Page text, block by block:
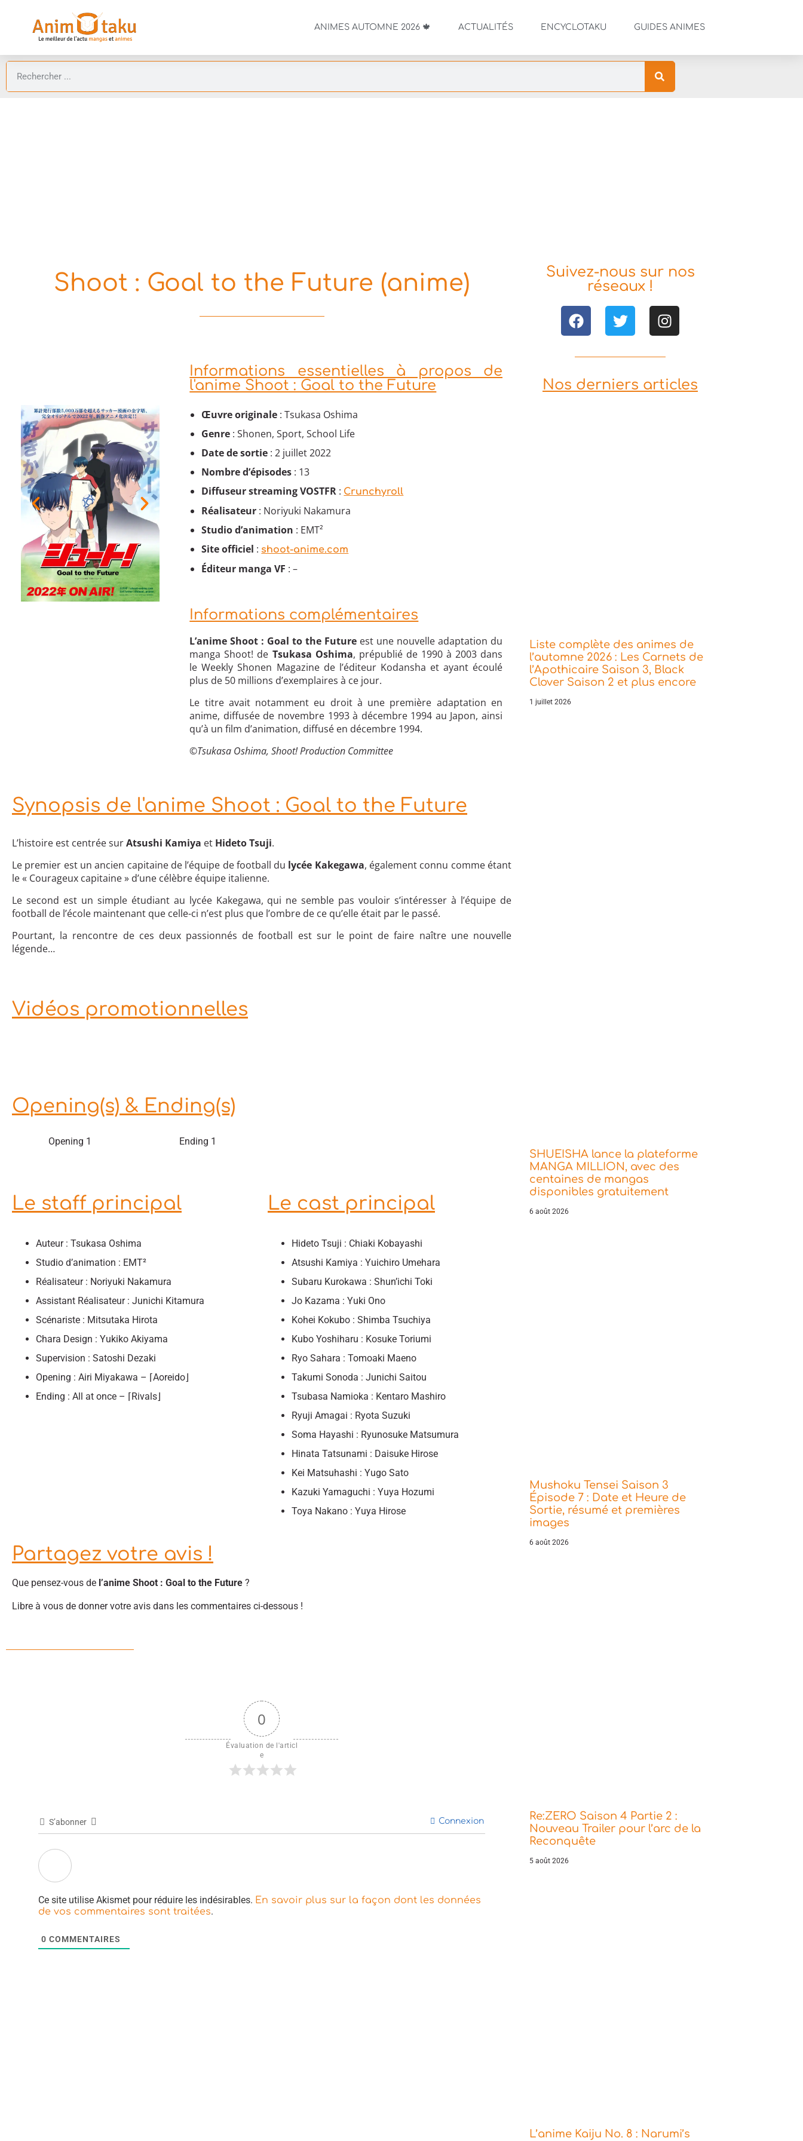
ANIMES AUTOMNE 2026 🍁 ACTUALITÉS ENCYCLOTAKU GUIDES ANIMES
Shoot : Goal to the Future (anime)
Informations essentielles à propos de
l'anime Shoot : Goal to the Future
Œuvre originale : Tsukasa Oshima
Genre : Shonen, Sport, School Life
Date de sortie : 2 juillet 2022
Nombre d’épisodes : 13
Diffuseurstreaming VOSTFR : Crunchyroll
Réalisateur : Noriyuki Nakamura
Studio d’animation : EMT²
Site officiel : shoot-anime.com
Éditeur manga VF : –
Informations complémentaires
L’anime Shoot : Goal to the Future est une nouvelle adaptation du
manga Shoot! de Tsukasa Oshima, prépublié de 1990 à 2003 dans
le Weekly Shonen Magazine de l’éditeur Kodansha et ayant écoulé
plus de 50 millions d’exemplaires à ce jour.
Le titre avait notamment eu droit à une première adaptation en
anime, diffusée de novembre 1993 à décembre 1994 au Japon, ainsi
qu’à un film d’animation, diffusé en décembre 1994.
©Tsukasa Oshima, Shoot! Production Committee
Synopsis de l'anime Shoot : Goal to the Future
L’histoire est centrée surAtsushi Kamiya et Hideto Tsuji.
Le premier est un ancien capitaine de l’équipe de football du lycée Kakegawa, également connu comme étant
le « Courageux capitaine » d’une célèbre équipe italienne.
Le second est un simple étudiant au lycée Kakegawa, qui ne semble pas vouloir s’intéresser à l’équipe de
football de l’école maintenant que celle-ci n’est plus que l’ombre de ce qu’elle était par le passé.
Pourtant, la rencontre de ces deux passionnés de football est sur le point de faire naître une nouvelle
légende…
Vidéos promotionnelles
Opening(s) & Ending(s)
Opening 1 Ending 1
Le staff principal
Auteur : Tsukasa Oshima
Studio d’animation : EMT²
Réalisateur : Noriyuki Nakamura
Assistant Réalisateur : Junichi Kitamura
Scénariste : Mitsutaka Hirota
Chara Design : Yukiko Akiyama
Supervision : Satoshi Dezaki
Opening : Airi Miyakawa – ⌈Aoreido⌋
Ending : All at once – ⌈Rivals⌋
Le cast principal
Hideto Tsuji : Chiaki Kobayashi
Atsushi Kamiya : Yuichiro Umehara
Subaru Kurokawa : Shun’ichi Toki
Jo Kazama : Yuki Ono
Kohei Kokubo : Shimba Tsuchiya
Kubo Yoshiharu : Kosuke Toriumi
Ryo Sahara : Tomoaki Maeno
Takumi Sonoda : Junichi Saitou
Tsubasa Namioka : Kentaro Mashiro
Ryuji Amagai : Ryota Suzuki
Soma Hayashi : Ryunosuke Matsumura
Hinata Tatsunami : Daisuke Hirose
Kei Matsuhashi : Yugo Sato
Kazuki Yamaguchi : Yuya Hozumi
Toya Nakano : Yuya Hirose
Partagez votre avis !
Que pensez-vous de l’anime Shoot : Goal to the Future ?
Libre à vous de donner votre avis dans les commentaires ci-dessous !
0
Évaluation de l'articl
e
S’abonner Connexion
Ce site utilise Akismet pour réduire les indésirables. En savoir plus sur la façon dont les données
de vos commentaires sont traitées.
0 COMMENTAIRES
Suivez-nous sur nos
réseaux !
Nos derniers articles
Liste complète des animes de
l’automne 2026 : Les Carnets de
l’Apothicaire Saison 3, Black
Clover Saison 2 et plus encore
1 juillet 2026
SHUEISHA lance la plateforme
MANGA MILLION, avec des
centaines de mangas
disponibles gratuitement
6 août 2026
Mushoku Tensei Saison 3
Épisode 7 : Date et Heure de
Sortie, résumé et premières
images
6 août 2026
Re:ZERO Saison 4 Partie 2 :
Nouveau Trailer pour l’arc de la
Reconquête
5 août 2026
L’anime Kaiju No. 8 : Narumi’s